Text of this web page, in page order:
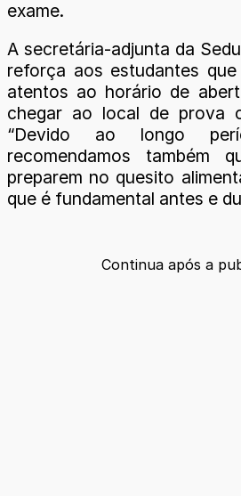
exame.
A secretária-adjunta da
reforça aos estudantes
atentos ao horário de
chegar ao local de prova
“Devido ao longo
recomendamos também
preparem no quesito
que é fundamental antes e
Continua após a